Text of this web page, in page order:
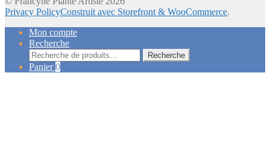
Privacy PolicyConstruit avec Storefront & WooCommerce.
Mon compte
Recherche
Recherche
pour :
Recherche
Panier0